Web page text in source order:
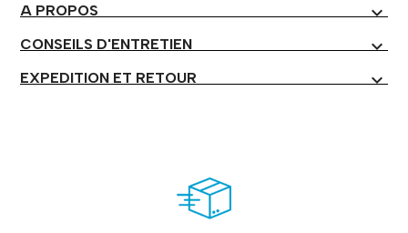
A PROPOS expand_more
CONSEILS D'ENTRETIEN expand_more
EXPEDITION ET RETOUR expand_more